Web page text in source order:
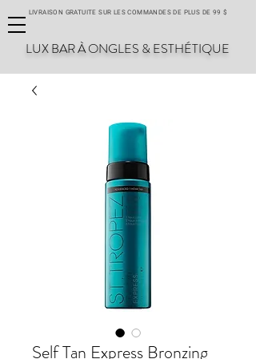
LIVRAISON GRATUITE SUR LES COMMANDES DE PLUS DE 99 $
LUX BAR À ONGLES & ESTHÉTIQUE
Self Tan Express Bronzing